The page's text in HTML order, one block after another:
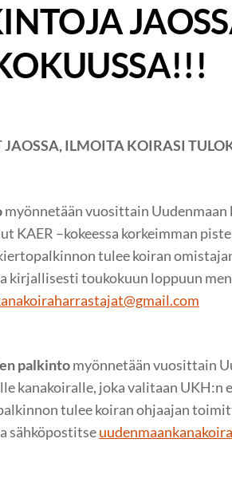
JAOSSA, ILMOITA KOIRASI
myönnetään vuosittain
KAER –kokeessa korkeimman
tulee koiran
kirjallisesti toukokuun loppuun
palkintomyönnetään vuosittain
kanakoiralle, joka valitaan UKH:n
tulee koiran ohjaajan
sähköpostitse